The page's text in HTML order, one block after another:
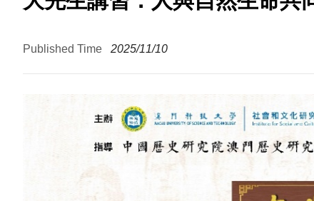
Published Time 2025/11/10